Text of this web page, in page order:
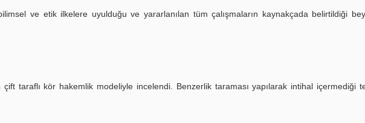
ve etik ilkelere uyulduğu ve yararlanılan tüm çalışmaların kaynakçada belirtildiği
taraflı kör hakemlik modeliyle incelendi. Benzerlik taraması yapılarak intihal içermediği